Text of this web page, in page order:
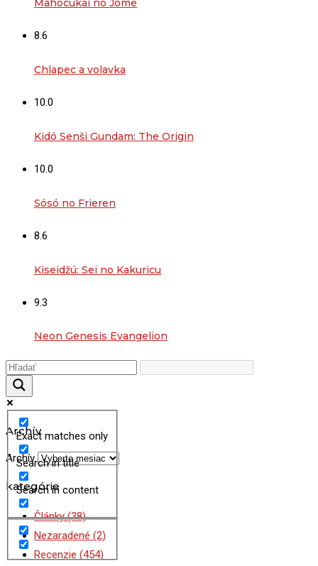
Mahócukai no Jome
8.6
Chlapec a volavka
10.0
Kidó Senši Gundam: The Origin
10.0
Sósó no Frieren
8.6
Kiseidžú: Sei no Kakuricu
9.3
Neon Genesis Evangelion
Exact matches only
Search in title
Search in content
Archív
Archív
kategórie
Články(38)
Nezaradené (2)
Recenzie (454)